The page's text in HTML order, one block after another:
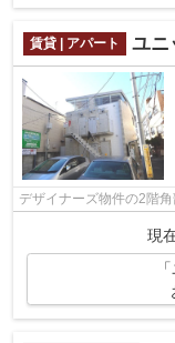
賃貸 | アパート ユ
デザイナーズ物件の2階
現